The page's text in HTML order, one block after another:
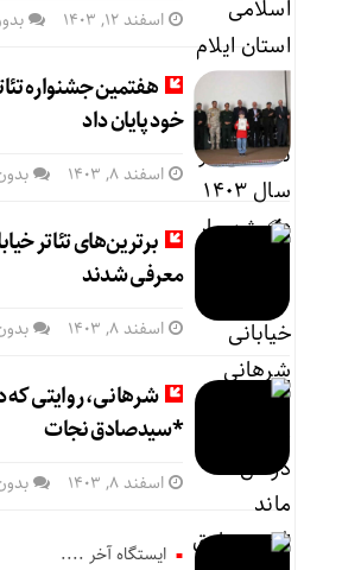
اسفند ۱۲, ۱۴۰۳
هفتمین جشنواره
خود پایان داد
اسفند ۸, ۱۴۰۳
برترین‌های تئاتر
معرفی شدند
اسفند ۸, ۱۴۰۳
شرهانی، روایتی که
*سیدصادق نجات
اسفند ۸, ۱۴۰۳
ایستگاه آخر ....